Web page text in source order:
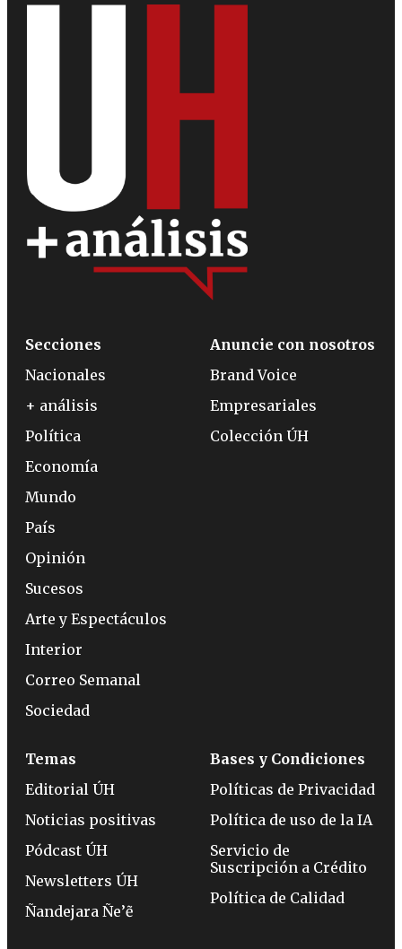
Secciones
Nacionales
+ análisis
Política
Economía
Mundo
País
Opinión
Sucesos
Arte y Espectáculos
Interior
Correo Semanal
Sociedad
Anuncie con nosotros
Brand Voice
Empresariales
Colección ÚH
Temas
Editorial ÚH
Noticias positivas
Pódcast ÚH
Newsletters ÚH
Ñandejara Ñe’ẽ
Bases y Condiciones
Políticas de Privacidad
Política de uso de la IA
Servicio de
Suscripción a Crédito
Política de Calidad